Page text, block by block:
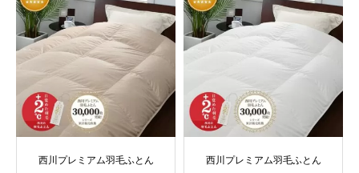
西川プレミアム羽毛ふとん 西川プレミアム羽毛ふとん